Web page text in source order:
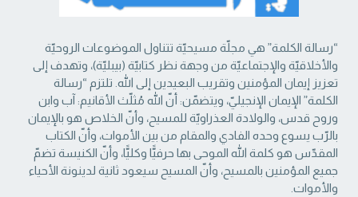
“رسالة الكلمة” هي مجلّة مسيحيّة تتناول الموضوعات الروحيّة
والأخلاقيّة والإجتماعيّة من ‏وجهة نظر كتابيّة (بيبليّة)، وتهدف إلى
تعزيز إيمان المؤمنين وتقريب البعيدين إلى الله. تلتزم “رسالة
‏الكلمة” الإيمان الإنجيليّ، ويتضمّن: أنّ الله مُثلّث الأقانيم: آب وابن
وروح قدس، والولادة العذراويّة ‏للمسيح، وأنّ الخلاص هو بالإيمان
بالرّب يسوع وحده الفادي والمقام من بين الأموات، وأنّ الكتاب
‏المقدّس هو كلمة الله الموحى بها حرفيًّا وكليًّا، وأنّ الكنيسة تضمّ
جميع المؤمنين بالمسيح، وأنّ المسيح ‏سيعود ثانية لدينونة الأحياء
والأموات. ‏